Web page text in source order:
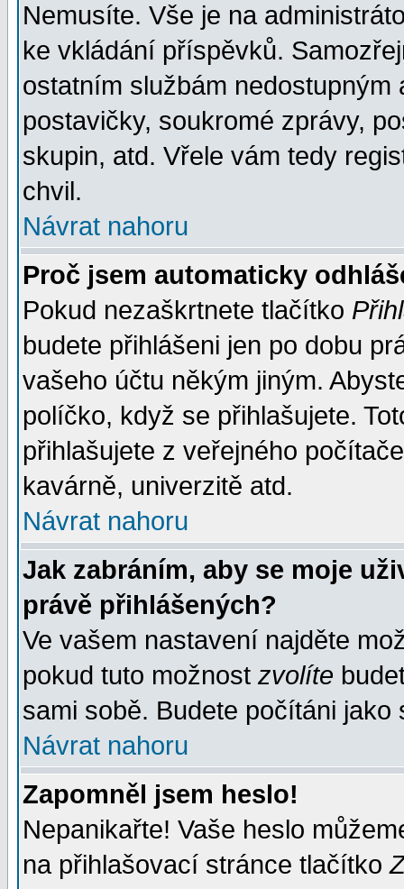
Nemusíte. Vše je na
ke vkládání příspěvků.
ostatním službám
postavičky, soukromé zprávy,
skupin, atd. Vřele vám tedy
chvil.
Návrat nahoru
Proč jsem automaticky
Pokud nezaškrtnete tlačítko
budete přihlášeni jen po dobu
vašeho účtu někým jiným.
políčko, když se přihlašujete.
přihlašujete z veřejného
kavárně, univerzitě atd.
Návrat nahoru
Jak zabráním, aby se moje
právě přihlášených?
Ve vašem nastavení najděte
pokud tuto možnost zvolíte
sami sobě. Budete počítáni jako
Návrat nahoru
Zapomněl jsem heslo!
Nepanikařte! Vaše heslo
na přihlašovací stránce tlačítko